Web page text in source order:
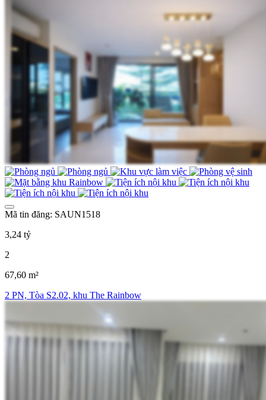
Mã tin đăng: SAUN1518
3,24 tỷ
2
67,60 m²
2 PN, Tòa S2.02, khu The Rainbow